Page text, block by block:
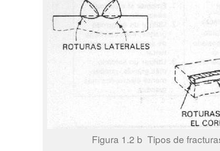
Figura 1.2 b Tipos de